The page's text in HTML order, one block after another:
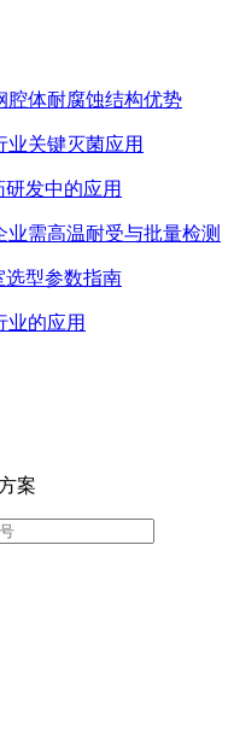
腔体耐腐蚀结构优势
业关键灭菌应用
发中的应用
需高温耐受与批量检测
选型参数指南
业的应用
案